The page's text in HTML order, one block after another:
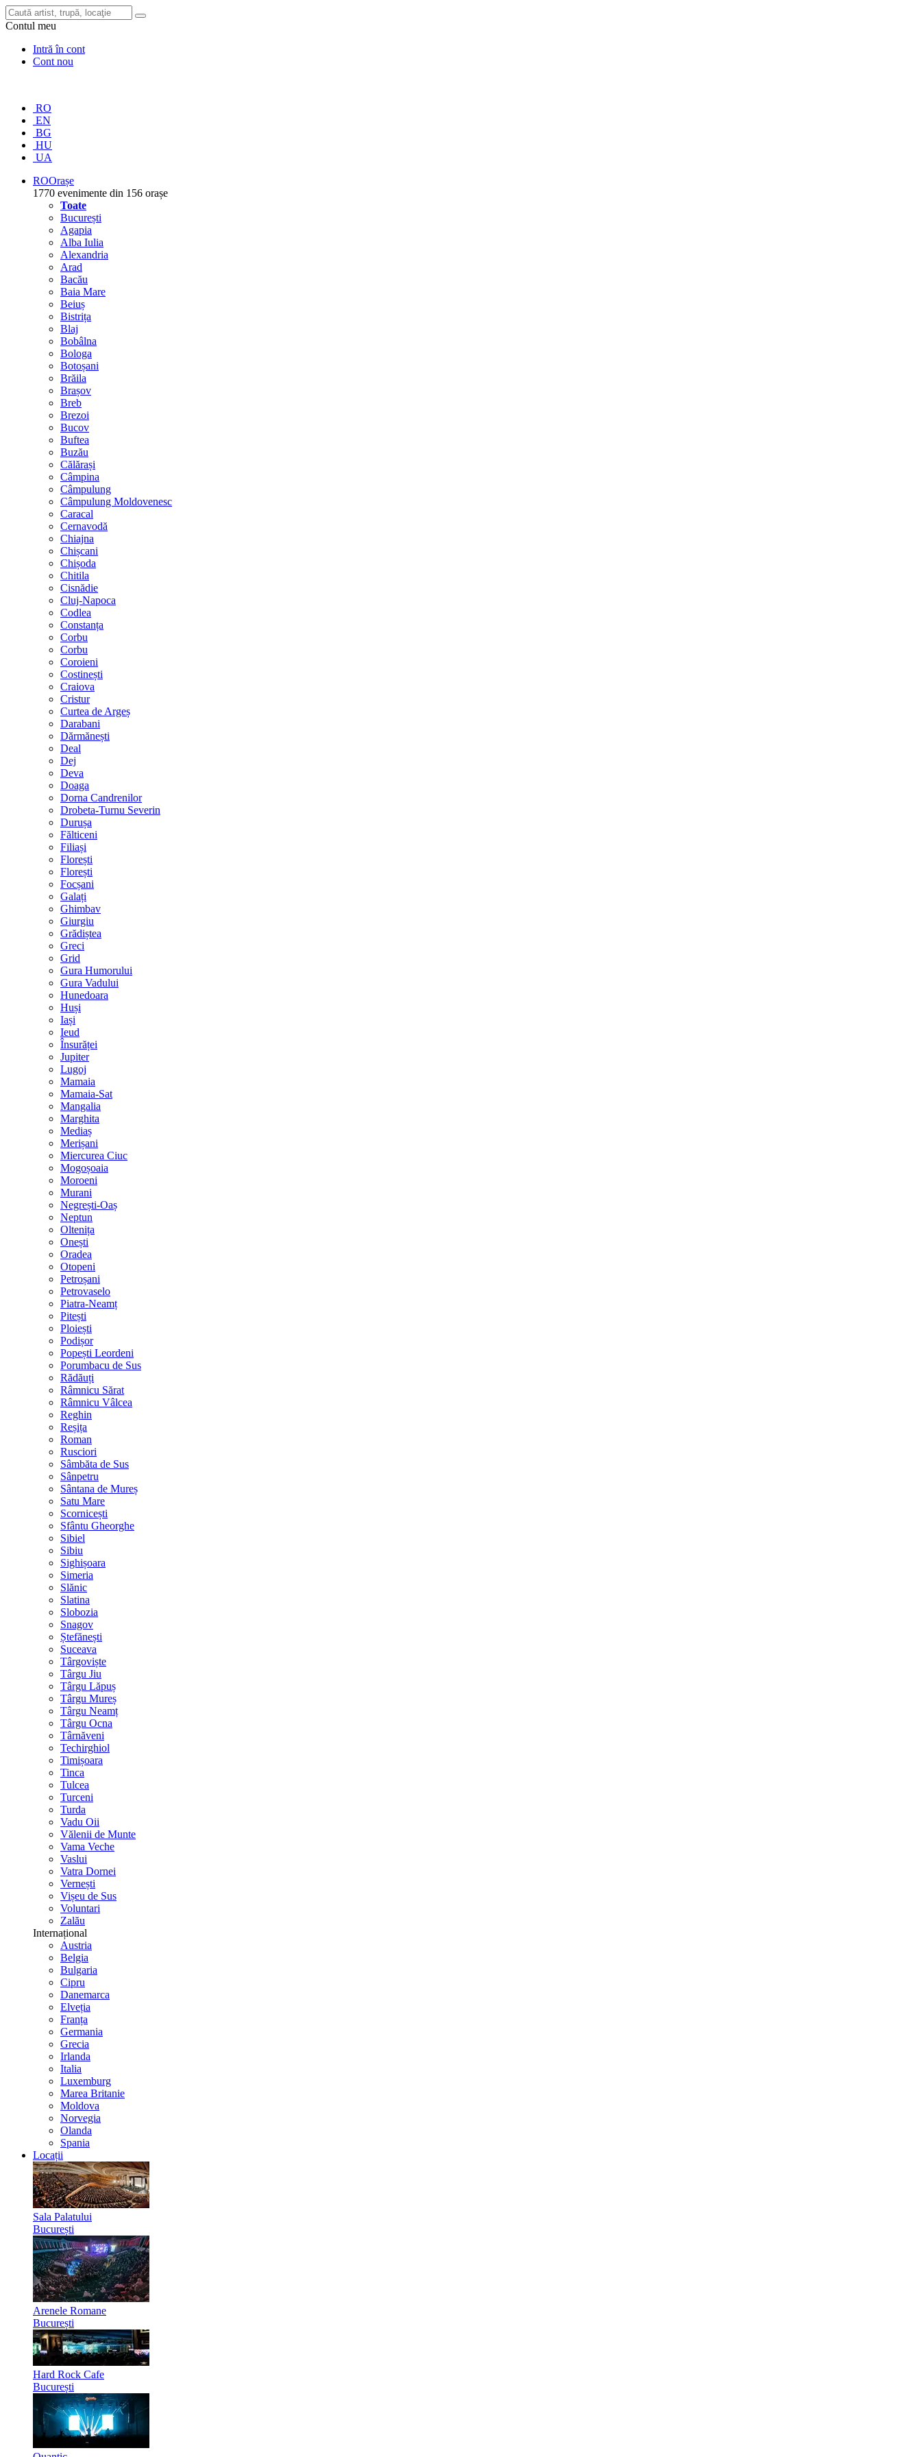
Contul meu
Intră în cont
Cont nou
RO
EN
BG
HU
UA
ROOrașe
1770 evenimente din 156 orașe
Toate
București
Agapia
Alba Iulia
Alexandria
Arad
Bacău
Baia Mare
Beiuș
Bistrița
Blaj
Bobâlna
Bologa
Botoșani
Brăila
Brașov
Breb
Brezoi
Bucov
Buftea
Buzău
Călărași
Câmpina
Câmpulung
Câmpulung Moldovenesc
Caracal
Cernavodă
Chiajna
Chișcani
Chișoda
Chitila
Cisnădie
Cluj-Napoca
Codlea
Constanța
Corbu
Corbu
Coroieni
Costinești
Craiova
Cristur
Curtea de Argeș
Darabani
Dărmănești
Deal
Dej
Deva
Doaga
Dorna Candrenilor
Drobeta-Turnu Severin
Durușa
Fălticeni
Filiași
Florești
Florești
Focșani
Galați
Ghimbav
Giurgiu
Grădiștea
Greci
Grid
Gura Humorului
Gura Vadului
Hunedoara
Huși
Iași
Ieud
Însurăței
Jupiter
Lugoj
Mamaia
Mamaia-Sat
Mangalia
Marghita
Mediaș
Merișani
Miercurea Ciuc
Mogoșoaia
Moroeni
Murani
Negrești-Oaș
Neptun
Oltenița
Onești
Oradea
Otopeni
Petroșani
Petrovaselo
Piatra-Neamț
Pitești
Ploiești
Podișor
Popești Leordeni
Porumbacu de Sus
Rădăuți
Râmnicu Sărat
Râmnicu Vâlcea
Reghin
Reșița
Roman
Rusciori
Sâmbăta de Sus
Sânpetru
Sântana de Mureș
Satu Mare
Scornicești
Sfântu Gheorghe
Sibiel
Sibiu
Sighișoara
Simeria
Slănic
Slatina
Slobozia
Snagov
Ștefănești
Suceava
Târgoviște
Târgu Jiu
Târgu Lăpuș
Târgu Mureș
Târgu Neamț
Târgu Ocna
Târnăveni
Techirghiol
Timișoara
Tinca
Tulcea
Turceni
Turda
Vadu Oii
Vălenii de Munte
Vama Veche
Vaslui
Vatra Dornei
Vernești
Vișeu de Sus
Voluntari
Zalău
Internațional
Austria
Belgia
Bulgaria
Cipru
Danemarca
Elveția
Franța
Germania
Grecia
Irlanda
Italia
Luxemburg
Marea Britanie
Moldova
Norvegia
Olanda
Spania
Locații
Sala Palatului
București
Arenele Romane
București
Hard Rock Cafe
București